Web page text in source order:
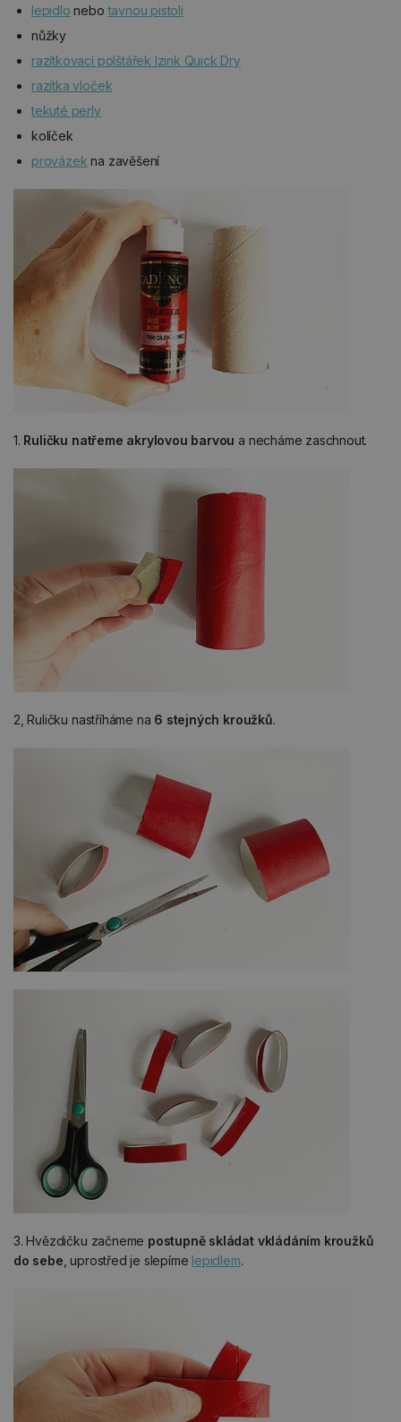
lepidlo nebotavnou pistoli
nůžky
razítkovací polštářek Izink Quick Dry
razítka vloček
tekuté perly
kolíček
provázek na zavěšení
1. Ruličku natřeme akrylovou barvou a necháme zaschnout.
2, Ruličku nastříháme na 6 stejných kroužků.
3. Hvězdičku začneme postupně skládat vkládáním kroužků
do sebe , uprostřed je slepíme lepidlem.